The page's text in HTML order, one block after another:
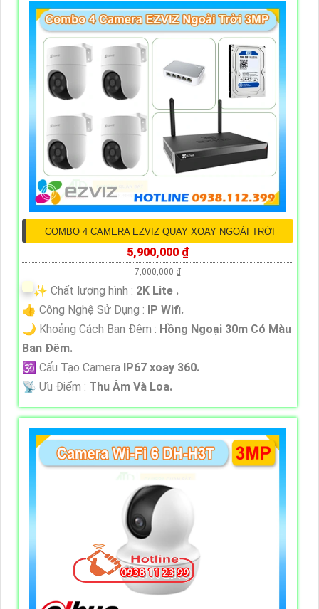
COMBO 4 CAMERA EZVIZ QUAY XOAY NGOÀI TRỜI
5,900,000 ₫
7,000,000 ₫
✨ Chất lượng hình : 2K Lite .
👍 Công Nghệ Sử Dụng : IP Wifi.
🌙 Khoảng Cách Ban Đêm : Hồng Ngoại 30m Có Màu
Ban Ðêm.
🕉️ Cấu Tạo Camera IP67 xoay 360.
️📡 Ưu Điểm : Thu Âm Và Loa.